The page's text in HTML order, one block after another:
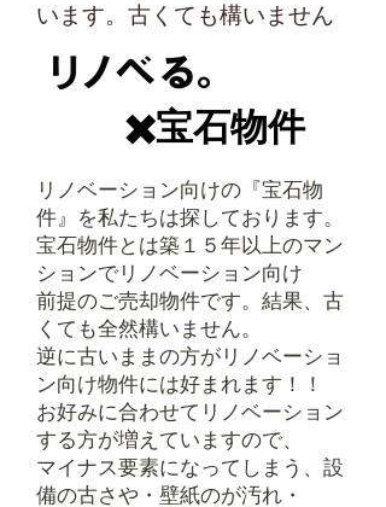
います。 ​古くても構いません
✖️宝石物件
リノベーション向けの『宝石物
件』を私たちは探しております。
宝石物件とは築１５年以上のマン
ションでリノベーション向け
前提のご売却物件です。結果、古
くても全然構いません。
逆に古いままの方がリノベーショ
ン向け物件には好まれます！！
お好みに合わせてリノベーション
する方が増えていますので、
マイナス要素になってしまう、設
備の古さや・壁紙のが汚れ・